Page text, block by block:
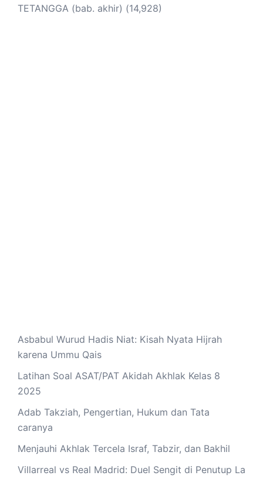
TETANGGA (bab. akhir) (14,928)
Asbabul Wurud Hadis Niat: Kisah Nyata Hijrah
karena Ummu Qais
Latihan Soal ASAT/PAT Akidah Akhlak Kelas 8
2025
Adab Takziah, Pengertian, Hukum dan Tata
caranya
Menjauhi Akhlak Tercela Israf, Tabzir, dan Bakhil
Villarreal vs Real Madrid: Duel Sengit di Penutup La